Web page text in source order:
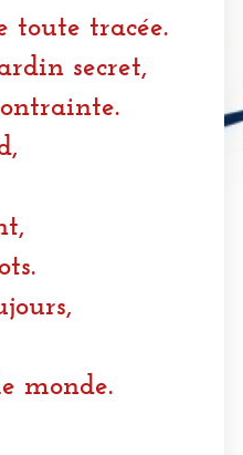
tracée.
secret,
monde.